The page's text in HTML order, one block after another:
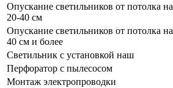
Опускание светильников от потолка на
20-40 см
Опускание светильников от потолка на
40 см и более
Светильник с установкой наш
Перфоратор с пылесосом
Монтаж электропроводки